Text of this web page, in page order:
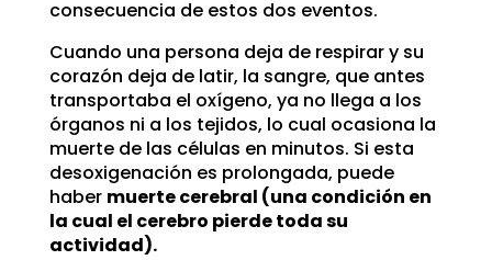
consecuencia de estos dos eventos.
Cuando una persona deja de respirar y su
corazón deja de latir, la sangre, que antes
transportaba el oxígeno, ya no llega a los
órganos ni a los tejidos, lo cual ocasiona la
muerte de las células en minutos. Si esta
desoxigenación es prolongada, puede
haber muerte cerebral (una condición en
la cual el cerebro pierde toda su
actividad).